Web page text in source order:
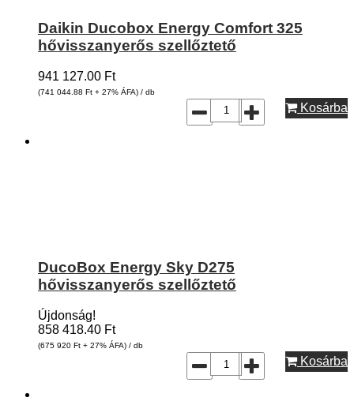
Daikin Ducobox Energy Comfort 325
hővisszanyerős szellőztető
941 127.00 Ft
(741 044.88 Ft + 27% ÁFA) / db
Kosárba
DucoBox Energy Sky D275
hővisszanyerős szellőztető
Újdonság!
858 418.40 Ft
(675 920 Ft + 27% ÁFA) / db
Kosárba